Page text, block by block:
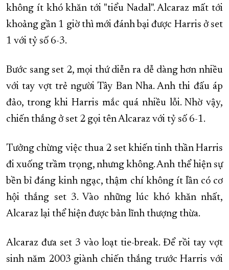
không ít khó khăn tới "tiểu Nadal". Alcaraz mất tới
khoảng gần 1 giờ thì mới đánh bại được Harris ở set
1 với tỷ số 6-3.
Bước sang set 2, mọi thứ diễn ra dễ dàng hơn nhiều
với tay vợt trẻ người Tây Ban Nha. Anh thi đấu áp
đảo, trong khi Harris mắc quá nhiều lỗi. Nhờ vậy,
chiến thắng ở set 2 gọi tên Alcaraz với tỷ số 6-1.
Tưởng chừng việc thua 2 set khiến tinh thần Harris
đi xuống trầm trọng, nhưng không. Anh thể hiện sự
bền bỉ đáng kinh ngạc, thậm chí không ít lần có cơ
hội thắng set 3. Vào những lúc khó khăn nhất,
Alcaraz lại thể hiện được bản lĩnh thượng thừa.
Alcaraz đưa set 3 vào loạt tie-break. Để rồi tay vợt
sinh năm 2003 giành chiến thắng trước Harris với